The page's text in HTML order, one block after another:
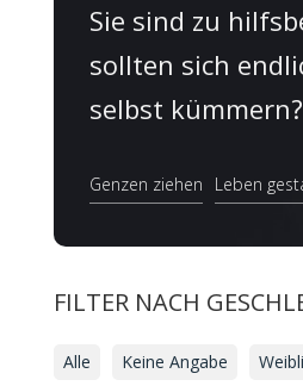
Sie sind zu
sollten sich
selbst kümmern?
Genzen ziehen Leben
FILTER NACH
Alle Keine Angabe